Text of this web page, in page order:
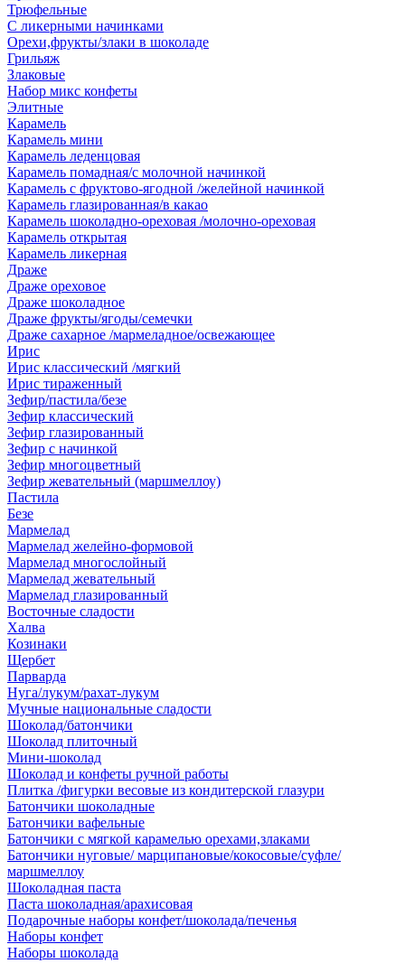
Трюфельные
С ликерными начинками
Орехи,фрукты/злаки в шоколаде
Грильяж
Злаковые
Набор микс конфеты
Элитные
Карамель
Карамель мини
Карамель леденцовая
Карамель помадная/с молочной начинкой
Карамель с фруктово-ягодной /желейной начинкой
Карамель глазированная/в какао
Карамель шоколадно-ореховая /молочно-ореховая
Карамель открытая
Карамель ликерная
Драже
Драже ореховое
Драже шоколадное
Драже фрукты/ягоды/семечки
Драже сахарное /мармеладное/освежающее
Ирис
Ирис классический /мягкий
Ирис тираженный
Зефир/пастила/безе
Зефир классический
Зефир глазированный
Зефир с начинкой
Зефир многоцветный
Зефир жевательный (маршмеллоу)
Пастила
Безе
Мармелад
Мармелад желейно-формовой
Мармелад многослойный
Мармелад жевательный
Мармелад глазированный
Восточные сладости
Халва
Козинаки
Щербет
Парварда
Нуга/лукум/рахат-лукум
Мучные национальные сладости
Шоколад/батончики
Шоколад плиточный
Мини-шоколад
Шоколад и конфеты ручной работы
Плитка /фигурки весовые из кондитерской глазури
Батончики шоколадные
Батончики вафельные
Батончики с мягкой карамелью орехами,злаками
Батончики нуговые/ марципановые/кокосовые/суфле/
маршмеллоу
Шоколадная паста
Паста шоколадная/арахисовая
Подарочные наборы конфет/шоколада/печенья
Наборы конфет
Наборы шоколада